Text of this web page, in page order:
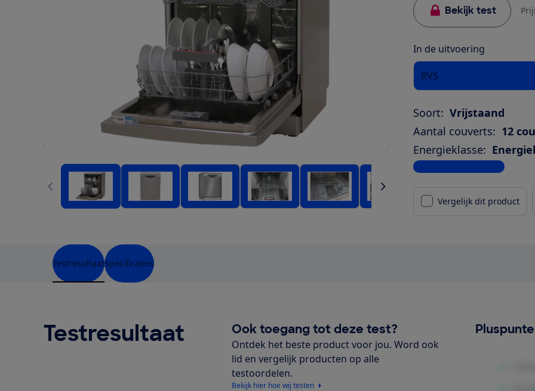
Bekijk test
In de uitvoering
RVS
Soort: Vrijstaand
Aantal couverts: 12
Energieklasse:
Bekijk alle specificaties
Vergelijk dit product
TestresultaatSpecificaties
Testresultaat Ook toegang tot deze test?
Ontdek het beste product voor jou. Word ook
lid en vergelijk producten op alle
testoordelen.
Bekijk hier hoe wij testen